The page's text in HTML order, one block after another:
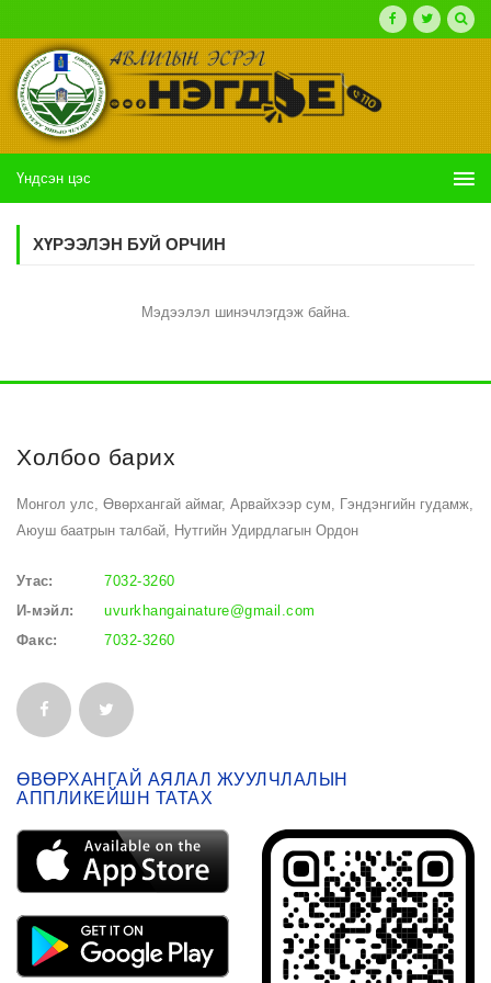
Үндсэн цэс
ХҮРЭЭЛЭН БУЙ ОРЧИН
Мэдээлэл шинэчлэгдэж байна.
Холбоо барих
Монгол улс, Өвөрхангай аймаг, Арвайхээр сум, Гэндэнгийн гудамж,
Аюуш баатрын талбай, Нутгийн Удирдлагын Ордон
Утас:
7032-3260
И-мэйл:
uvurkhangainature@gmail.com
Факс:
7032-3260
ӨВӨРХАНГАЙ АЯЛАЛ ЖУУЛЧЛАЛЫН
АППЛИКЕЙШН ТАТАХ